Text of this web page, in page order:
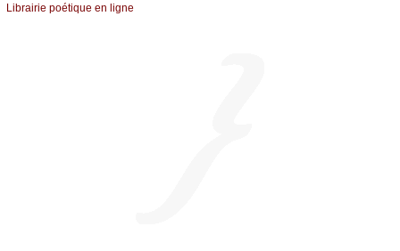
Librairiе pоétique en lignе